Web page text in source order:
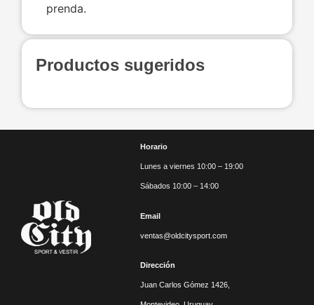
prenda.
Productos sugeridos
Horario
Lunes a viernes 10:00 – 19:00
Sábados 10:00 – 14:00
Email
ventas@oldcitysport.com
Dirección
Juan Carlos Gómez 1426,